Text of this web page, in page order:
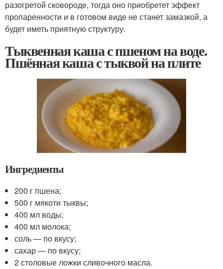
разогретой сковороде, тогда оно приобретет эффект
пропаренности и в готовом виде не станет замазкой, а
будет иметь приятную структуру.
Тыквенная каша с пшеном на воде.
Пшённая каша с тыквой на плите
Ингредиенты
200 г пшена;
500 г мякоти тыквы;
400 мл воды;
400 мл молока;
соль — по вкусу;
сахар — по вкусу;
2 столовые ложки сливочного масла.